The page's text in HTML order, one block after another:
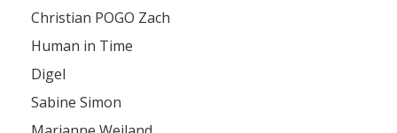
Christian POGO Zach
Human in Time
Digel
Sabine Simon